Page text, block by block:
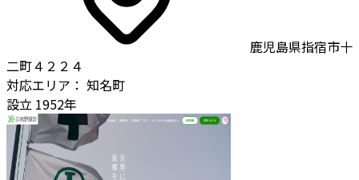
鹿児島県指宿市十
二町４２２４
対応エリア： 知名町
設立 1952年